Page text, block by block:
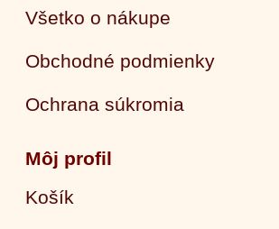
Všetko o nákupe
Obchodné podmienky
Ochrana súkromia
Môj profil
Košík